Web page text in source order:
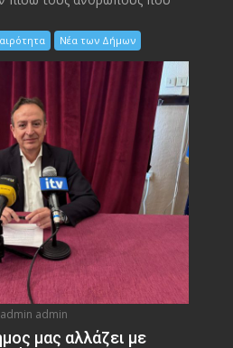
Νέα των Δήμων
admin admin
μας αλλάζει με